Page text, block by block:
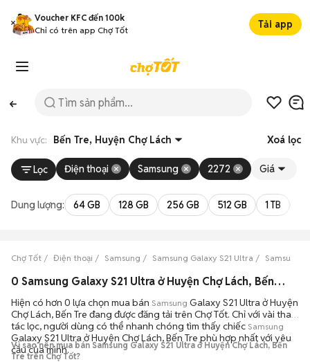
Voucher KFC đến 100k
Chỉ có trên app Chợ Tốt
Tải app
Khu vực: Bến Tre, Huyện Chợ Lách Xoá lọc
Lọc Điện thoại Samsung 2272 Giá
Dung lượng: 64 GB 128 GB 256 GB 512 GB 1 TB
Chợ Tốt Điện thoại Samsung Samsung Galaxy S21 Ultra Samsung
0 Samsung Galaxy S21 Ultra ở Huyện Chợ Lách, Bến Tre máy bền đẹp đang bán 08/2026
Hiện có hơn 0 lựa chọn mua bán Samsung Galaxy S21 Ultra ở Huyện
Chợ Lách, Bến Tre đang được đăng tải trên Chợ Tốt. Chỉ với vài thao
tác lọc, người dùng có thể nhanh chóng tìm thấy chiếc Samsung
Galaxy S21 Ultra ở Huyện Chợ Lách, Bến Tre phù hợp nhất với yêu
cầu của mình.
Vì sao nên mua bán Samsung Galaxy S21 Ultra ở Huyện Chợ Lách, Bến
Tre trên Chợ Tốt?